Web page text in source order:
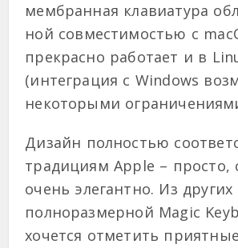
мембранная клавиатура
ной совместимостью с
прекрасно работает и в
(интеграция с Windows
некоторыми
Дизайн полностью
традициям Apple – просто,
очень элегантно. Из других
полноразмерной Magic
хочется отметить приятные